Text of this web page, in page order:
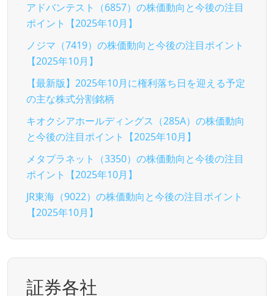
アドバンテスト（6857）の株価動向と今後の注目
ポイント【2025年10月】
ノジマ（7419）の株価動向と今後の注目ポイント
【2025年10月】
【最新版】2025年10月に権利落ち日を迎える予定
の主な株式分割銘柄
キオクシアホールディングス（285A）の株価動向
と今後の注目ポイント【2025年10月】
メタプラネット（3350）の株価動向と今後の注目
ポイント【2025年10月】
JR東海（9022）の株価動向と今後の注目ポイント
【2025年10月】
証券各社